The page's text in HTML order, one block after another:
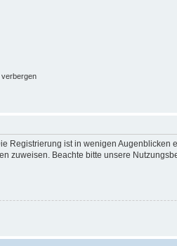
verbergen
Registrierung ist in wenigen
zuweisen. Beachte bitte unsere